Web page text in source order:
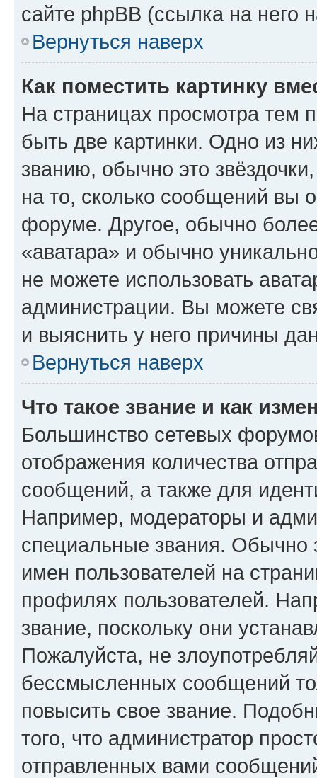
сайте phpBB (ссылка на него
Вернуться наверх
Как поместить картинку
На страницах просмотра тем
быть две картинки. Одно из
званию, обычно это
на то, сколько сообщений вы
форуме. Другое, обычно
«аватара» и обычно
не можете использовать
администрации. Вы можете
и выяснить у него причины
Вернуться наверх
Что такое звание и как
Большинство сетевых
отображения количества
сообщений, а также для
Например, модераторы и
специальные звания. Обычно
имен пользователей на
профилях пользователей.
звание, поскольку они
Пожалуйста, не
бессмысленных сообщений
повысить свое звание.
того, что администратор
отправленных вами